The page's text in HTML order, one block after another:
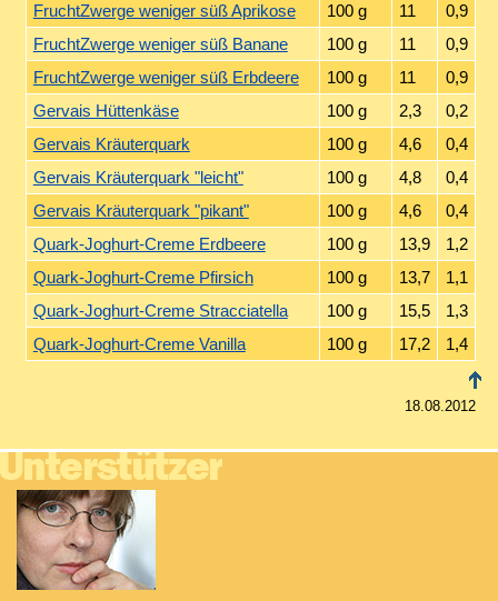
FruchtZwerge weniger süß Aprikose
100 g 11
0,9
FruchtZwerge weniger süß Banane
100 g 11
0,9
FruchtZwerge weniger süß Erbdeere
100 g 11
0,9
Gervais Hüttenkäse
100 g 2,3
0,2
Gervais Kräuterquark
100 g 4,6
0,4
Gervais Kräuterquark "leicht"
100 g 4,8
0,4
Gervais Kräuterquark "pikant"
100 g 4,6
0,4
Quark-Joghurt-Creme Erdbeere
100 g 13,9
1,2
Quark-Joghurt-Creme Pfirsich
100 g 13,7
1,1
Quark-Joghurt-Creme Stracciatella
100 g 15,5
1,3
Quark-Joghurt-Creme Vanilla
100 g 17,2 1,4
18.08.2012